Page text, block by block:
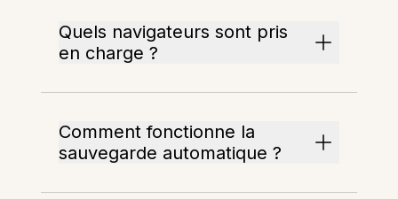
Quels navigateurs sont pris
en charge ?
Comment fonctionne la
sauvegarde automatique ?